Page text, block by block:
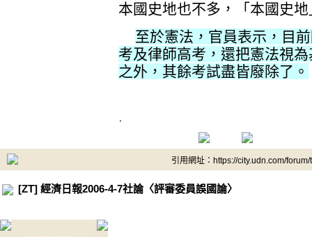
本國史地也不多，「本國史
至於憲法，官員表示，目
考及律師高考，還把憲法視
之外，其餘考試盡皆廢除了。
.
引用網址：https://city.udn.com/
[ZT] 經濟日報2006-4-7社論〈評審委員誤國論〉